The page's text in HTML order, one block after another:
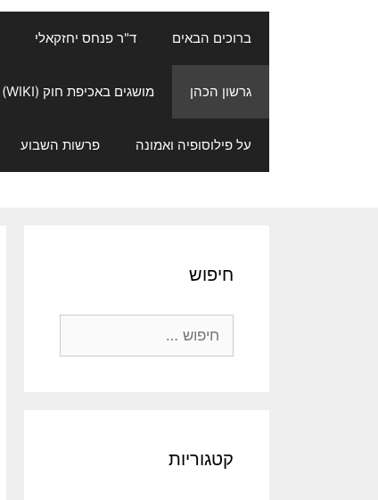
ברוכים הבאים ד"ר פנחס יחזקאלי
גרשון הכהן מושגים באכיפת חוק (WIKI)
על פילוסופיה ואמונה פרשות השבוע
חיפוש
קטגוריות